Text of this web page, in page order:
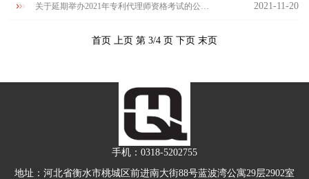
关于延期举办2021年专利代理师资格考试的公告 （第457号） 2021-11-20
首页 上页 第 3/4 页 下页 末页
手机： 0318-5202755
地址：河北省衡水市桃城区前进南大街88号蓝波湾公寓29层2902室